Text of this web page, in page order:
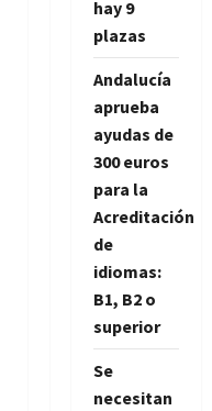
hay 9
plazas
Andalucía
aprueba
ayudas de
300 euros
para la
Acreditación
de
idiomas:
B1, B2 o
superior
Se
necesitan